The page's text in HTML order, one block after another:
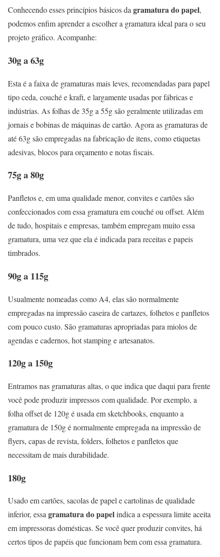
Conhecendo esses princípios básicos dagramatura do papel,
podemos enfim aprender a escolher a gramatura ideal para o seu
projeto gráfico. Acompanhe:
30g a 63g
Esta é a faixa de gramaturas mais leves, recomendadas para papel
tipo ceda, couché e kraft, e largamente usadas por fábricas e
indústrias. As folhas de 35g a 55g são geralmente utilizadas em
jornais e bobinas de máquinas de cartão. Agora as gramaturas de
até 63g são empregadas na fabricação de itens, como etiquetas
adesivas, blocos para orçamento e notas fiscais.
75g a 80g
Panfletos e, em uma qualidade menor, convites e cartões são
confeccionados com essa gramatura em couché ou offset. Além
de tudo, hospitais e empresas, também empregam muito essa
gramatura, uma vez que ela é indicada para receitas e papeis
timbrados.
90g a 115g
Usualmente nomeadas como A4, elas são normalmente
empregadas na impressão caseira de cartazes, folhetos e panfletos
com pouco custo. São gramaturas apropriadas para miolos de
agendas e cadernos, hot stamping e artesanatos.
120g a 150g
Entramos nas gramaturas altas, o que indica que daqui para frente
você pode produzir impressos com qualidade. Por exemplo, a
folha offset de 120g é usada em sketchbooks, enquanto a
gramatura de 150g é normalmente empregada na impressão de
flyers, capas de revista, folders, folhetos e panfletos que
necessitam de mais durabilidade.
180g
Usado em cartões, sacolas de papel e cartolinas de qualidade
inferior, essagramatura do papelindica a espessura limite aceita
em impressoras domésticas. Se você quer produzir convites, há
certos tipos de papéis que funcionam bem com essa gramatura.